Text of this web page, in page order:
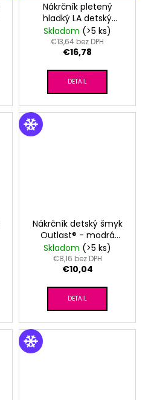
Nákrčník pletený
hladký LA detský
Outlast ® -
sv.mentolová
Skladom (>5 ks)
€13,64 bez DPH
€16,78
DETAIL
Nákrčník detský šmyk
Outlast® - modrá
royal
Skladom (>5 ks)
€8,16 bez DPH
€10,04
DETAIL